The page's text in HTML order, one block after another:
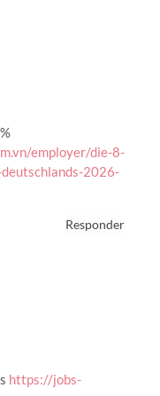
employer/die-8-
2026-
Responder
https://jobs-